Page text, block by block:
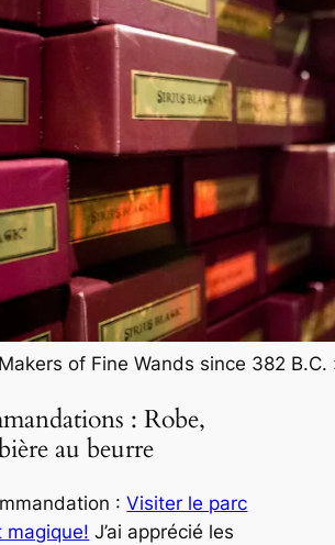
of Fine Wands since 382 B.C.
: Robe,
au beurre
:Visiter le parc
magique! J’ai apprécié les